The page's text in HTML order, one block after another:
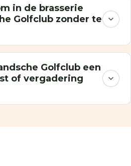
in de brasserie
Golfclub zonder te
Golfclub een
of vergadering